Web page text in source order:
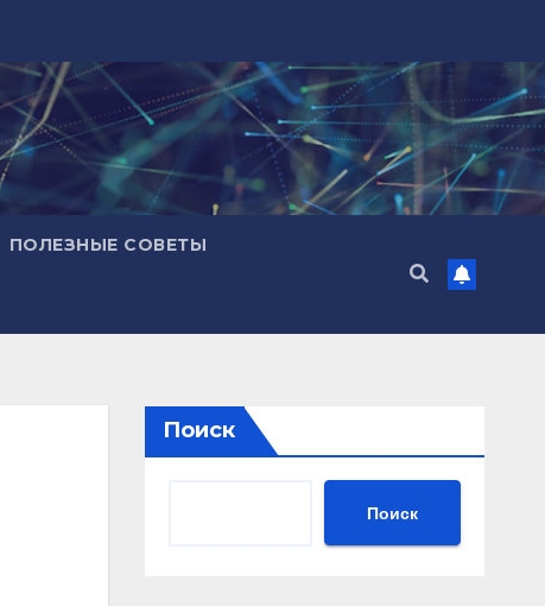
ПОЛЕЗНЫЕ СОВЕТЫ
Поиск
Поиск